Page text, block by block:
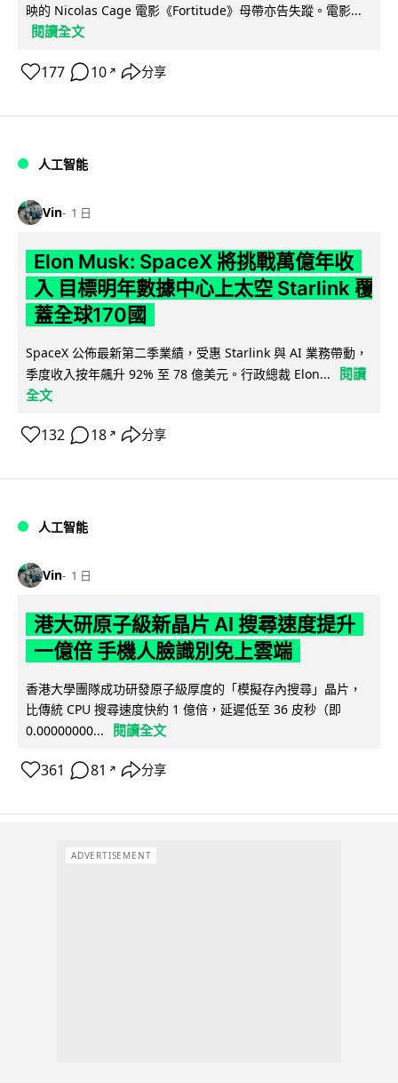
映的 Nicolas Cage 電影《Fortitude》母帶亦告失蹤。電影...
閱讀全文
177 10 ↗ 分享
人工智能
Vin 1 日
Elon Musk: SpaceX 將挑戰萬億年收
入 目標明年數據中心上太空 Starlink 覆
蓋全球170國
SpaceX 公佈最新第二季業績，受惠 Starlink 與 AI 業務帶動，
季度收入按年飆升 92% 至 78 億美元。行政總裁 Elon...
閱讀
全文
132 18 ↗ 分享
人工智能
Vin 1 日
港大研原子級新晶片 AI 搜尋速度提升
一億倍 手機人臉識別免上雲端
香港大學團隊成功研發原子級厚度的「模擬存內搜尋」晶片，
比傳統 CPU 搜尋速度快約 1 億倍，延遲低至 36 皮秒（即
0.00000000...
閱讀全文
361 81 ↗ 分享
ADVERTISEMENT